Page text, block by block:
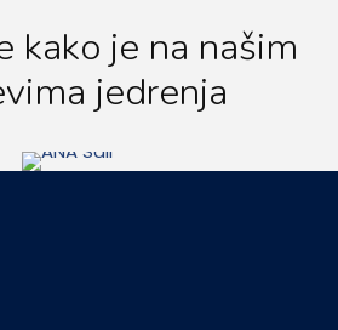
kako je na našim
jedrenja